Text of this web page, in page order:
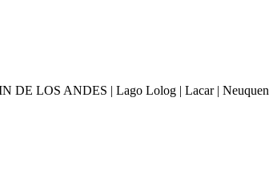
LOS ANDES | Lago Lolog | Lacar | Neuquen